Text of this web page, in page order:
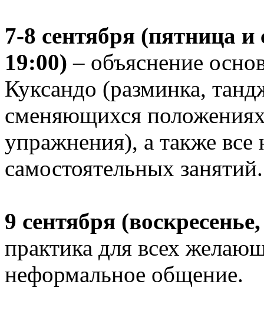
7-8 сентября (пятница и
19:00) – объяснение
Куксандо (разминка,
сменяющихся
упражнения), а также
самостоятельных занятий.
9 сентября
практика для всех
неформальное общение.